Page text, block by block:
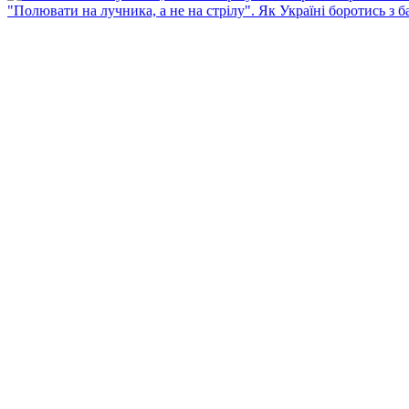
"Полювати на лучника, а не на стрілу". Як Україні боротись з